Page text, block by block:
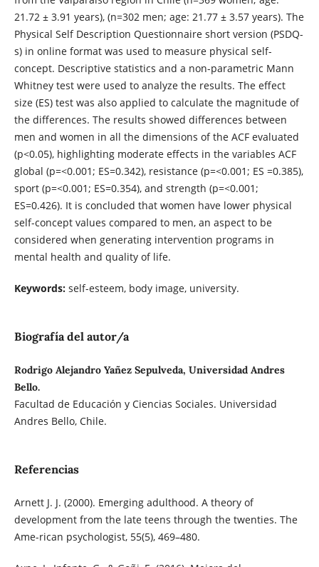
21.72 ± 3.91 years), (n=302 men; age: 21.77 ± 3.57 years). The
Physical Self Description Questionnaire short version (PSDQ-
s) in online format was used to measure physical self-
concept. Descriptive statistics and a non-parametric Mann
Whitney test were used to analyze the results. The effect
size (ES) test was also applied to calculate the magnitude of
the differences. The results showed differences between
men and women in all the dimensions of the ACF evaluated
(p<0.05), highlighting moderate effects in the variables ACF
global (p=<0.001; ES=0.342), resistance (p=<0.001; ES =0.385),
sport (p=<0.001; ES=0.354), and strength (p=<0.001;
ES=0.426). It is concluded that women have lower physical
self-concept values ​​compared to men, an aspect to be
considered when generating intervention programs in
mental health and quality of life.
Keywords: self-esteem, body image, university.
Biografía del autor/a
Rodrigo Alejandro Yañez Sepulveda, Universidad Andres
Bello.
Facultad de Educación y Ciencias Sociales. Universidad
Andres Bello, Chile.
Referencias
Arnett J. J. (2000). Emerging adulthood. A theory of
development from the late teens through the twenties. The
Ame-rican psychologist, 55(5), 469–480.